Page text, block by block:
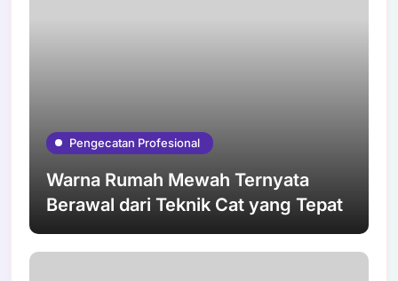
Pengecatan Profesional
Warna Rumah Mewah Ternyata
Berawal dari Teknik Cat yang Tepat